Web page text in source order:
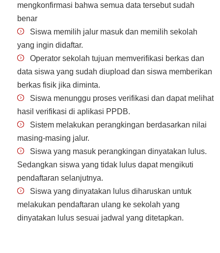
mengkonfirmasi bahwa semua data tersebut sudah
benar
Siswa memilih jalur masuk dan memilih sekolah
yang ingin didaftar.
Operator sekolah tujuan memverifikasi berkas dan
data siswa yang sudah diupload dan siswa memberikan
berkas fisik jika diminta.
Siswa menunggu proses verifikasi dan dapat melihat
hasil verifikasi di aplikasi PPDB.
Sistem melakukan perangkingan berdasarkan nilai
masing-masing jalur.
Siswa yang masuk perangkingan dinyatakan lulus.
Sedangkan siswa yang tidak lulus dapat mengikuti
pendaftaran selanjutnya.
Siswa yang dinyatakan lulus diharuskan untuk
melakukan pendaftaran ulang ke sekolah yang
dinyatakan lulus sesuai jadwal yang ditetapkan.